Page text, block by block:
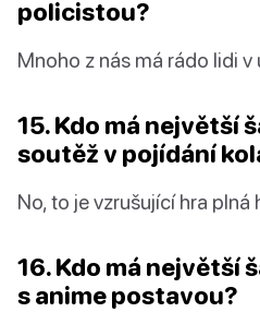
policistou?
Mnoho z nás má rádo lidi
15. Kdo má největší
soutěž v pojídání
No, to je vzrušující hra plná
16. Kdo má největší
s anime postavou?